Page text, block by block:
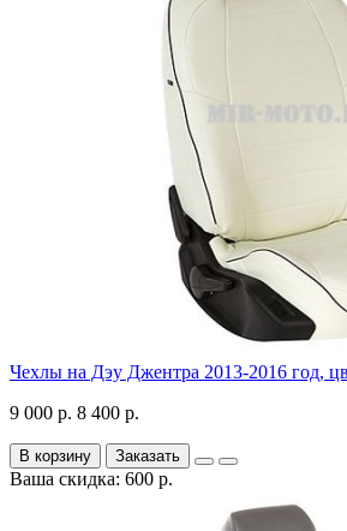
Чехлы на Дэу Джентра 2013-2016 год,
9 000 р. 8 400 р.
В корзину Заказать
Ваша скидка: 600 р.